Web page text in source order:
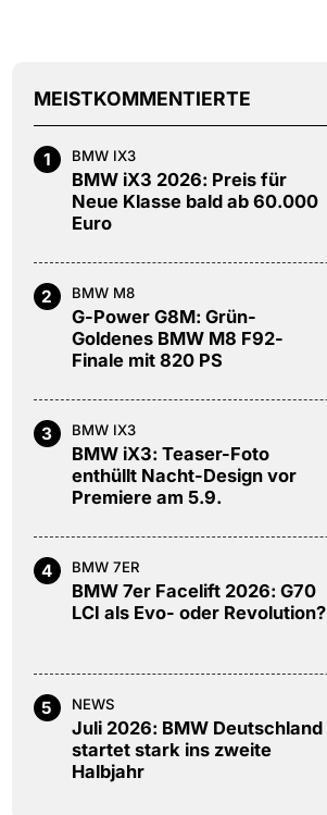
MEISTKOMMENTIERTE
1 BMW IX3
BMW iX3 2026: Preis für
Neue Klasse bald ab 60.000
Euro
2 BMW M8
G-Power G8M: Grün-
Goldenes BMW M8 F92-
Finale mit 820 PS
3 BMW IX3
BMW iX3: Teaser-Foto
enthüllt Nacht-Design vor
Premiere am 5.9.
4 BMW 7ER
BMW 7er Facelift 2026: G70
LCI als Evo- oder Revolution?
5 NEWS
Juli 2026: BMW Deutschland
startet stark ins zweite
Halbjahr